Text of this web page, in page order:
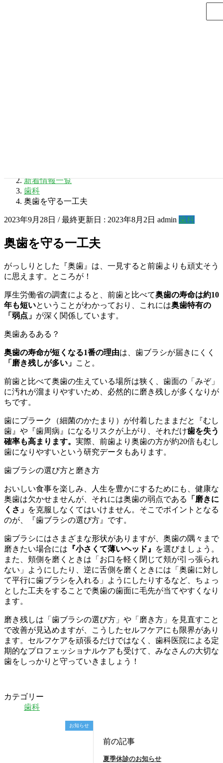
新着情報一覧
歯科
奥歯を守る一工夫
2023年9月28日 / 最終更新日 : 2023年8月2日 admin 歯科
奥歯を守る一工夫
がっしりとした『奥歯』は、一見すると前歯よりも頑丈そう
に思えます。ところが！
厚生労働省の調査によると、前歯と比べて奥歯の寿命は約10
年も短いということがわかっており、これには奥歯特有の
「弱点」 が深く関係しています。
奥歯あるある？
奥歯の寿命が短くなる1番の理由は、歯ブラシが届きにくく
「磨き残しが多い」 こと。
前歯と比べて奥歯の生えている場所は狭く、歯面の「みぞ」
に汚れが溜まりやすいため、必然的に磨き残しが多くなりが
ちです。
歯にプラーク（細菌のかたまり）が付着したままだと『むし
歯』や『歯周病』になるリスクが上がり、それだけ歯を失う
確率も高まります。 実際、前歯より奥歯の方が約20倍もむし
歯になりやすいという研究データもあります。
歯ブラシの選び方と磨き方
おいしい食事を楽しみ、人生を豊かにするためにも、健康な
奥歯は欠かせませんが、それには奥歯の弱点である
「磨きに
くさ」 を克服しなくてはいけません。そこでポイントとなる
のが、『歯ブラシの選び方』です。
歯ブラシにはさまざまな形状がありますが、奥歯の隅々まで
磨きたい場合には 『小さくて薄いヘッド』
を選びましょう。
また、頬側を磨くときは「お口を軽く閉じて頬が引っ張られ
ない」ようにしたり、逆に舌側を磨くときには「奥歯に対し
て平行に歯ブラシを入れる」ようにしたりするなど、ちょっ
とした工夫をすることで奥歯の歯面に毛先が当てやすくなり
ます。
磨き残しは「歯ブラシの選び方」や「磨き方」を見直すこと
で改善が見込めますが、こうしたセルフケアにも限界があり
ます。セルフケアを頑張るだけではなく、歯科医院による定
期的なプロフェッショナルケアも受けて、みなさんの大切な
歯をしっかりと守っていきましょう！
カテゴリー
歯科
お知らせ
前の記事
夏季休診のお知らせ